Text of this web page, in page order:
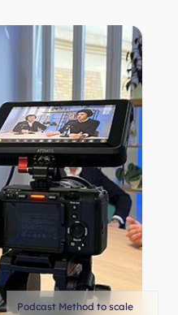
Podcast Method to scale